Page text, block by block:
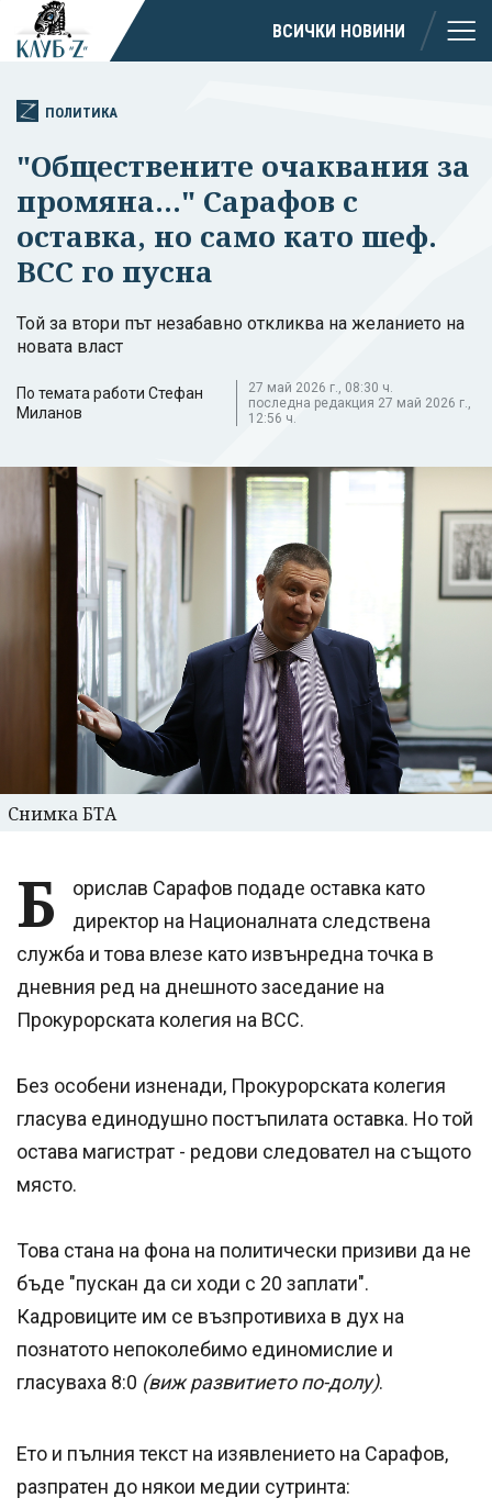
ВСИЧКИ НОВИНИ
ПОЛИТИКА
"Обществените очаквания за
промяна..." Сарафов с
оставка, но само като шеф.
ВСС го пусна
Той за втори път незабавно откликва на желанието на
новата власт
По темата работи Стефан
Миланов
27 май 2026 г., 08:30 ч.
последна редакция 27 май 2026 г.,
12:56 ч.
Снимка БТА
Б
орислав Сарафов подаде оставка като
директор на Националната следствена
служба и това влезе като извънредна точка в
дневния ред на днешното заседание на
Прокурорската колегия на ВСС.
Без особени изненади, Прокурорската колегия
гласува единодушно постъпилата оставка. Но той
остава магистрат - редови следовател на същото
място.
Това стана на фона на политически призиви да не
бъде "пускан да си ходи с 20 заплати".
Кадровиците им се възпротивиха в дух на
познатото непоколебимо единомислие и
гласуваха 8:0 (виж развитието по-долу).
Ето и пълния текст на изявлението на Сарафов,
разпратен до някои медии сутринта: